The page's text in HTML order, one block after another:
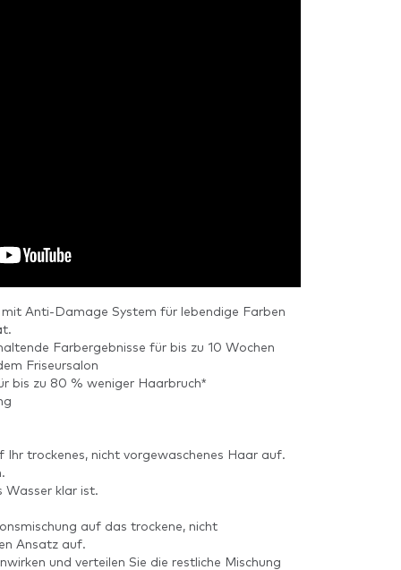
Anti-Damage System für lebendige Farben
Farbergebnisse für bis zu 10 Wochen
Friseursalon
bis zu 80 % weniger Haarbruch*
Ihr trockenes, nicht vorgewaschenes Haar auf.
Wasser klar ist.
auf das trockene, nicht
Ansatz auf.
und verteilen Sie die restliche Mischung